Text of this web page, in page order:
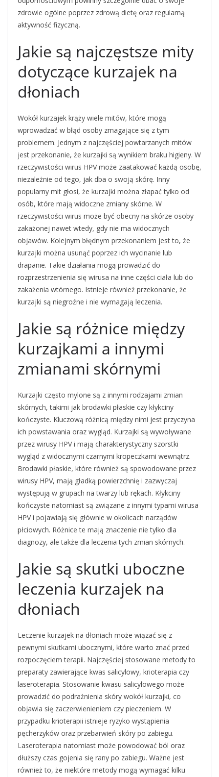
zdrowie ogólne poprzez zdrową dietę oraz regularną
aktywność fizyczną.
Jakie są najczęstsze mity
dotyczące kurzajek na
dłoniach
Wokół kurzajek krąży wiele mitów, które mogą
wprowadzać w błąd osoby zmagające się z tym
problemem. Jednym z najczęściej powtarzanych mitów
jest przekonanie, że kurzajki są wynikiem braku higieny. W
rzeczywistości wirus HPV może zaatakować każdą osobę,
niezależnie od tego, jak dba o swoją skórę. Inny
popularny mit głosi, że kurzajki można złapać tylko od
osób, które mają widoczne zmiany skórne. W
rzeczywistości wirus może być obecny na skórze osoby
zakażonej nawet wtedy, gdy nie ma widocznych
objawów. Kolejnym błędnym przekonaniem jest to, że
kurzajki można usunąć poprzez ich wycinanie lub
drapanie. Takie działania mogą prowadzić do
rozprzestrzenienia się wirusa na inne części ciała lub do
zakażenia wtórnego. Istnieje również przekonanie, że
kurzajki są niegroźne i nie wymagają leczenia.
Jakie są różnice między
kurzajkami a innymi
zmianami skórnymi
Kurzajki często mylone są z innymi rodzajami zmian
skórnych, takimi jak brodawki płaskie czy kłykciny
kończyste. Kluczową różnicą między nimi jest przyczyna
ich powstawania oraz wygląd. Kurzajki są wywoływane
przez wirusy HPV i mają charakterystyczny szorstki
wygląd z widocznymi czarnymi kropeczkami wewnątrz.
Brodawki płaskie, które również są spowodowane przez
wirusy HPV, mają gładką powierzchnię i zazwyczaj
występują w grupach na twarzy lub rękach. Kłykciny
kończyste natomiast są związane z innymi typami wirusa
HPV i pojawiają się głównie w okolicach narządów
płciowych. Różnice te mają znaczenie nie tylko dla
diagnozy, ale także dla leczenia tych zmian skórnych.
Jakie są skutki uboczne
leczenia kurzajek na
dłoniach
Leczenie kurzajek na dłoniach może wiązać się z
pewnymi skutkami ubocznymi, które warto znać przed
rozpoczęciem terapii. Najczęściej stosowane metody to
preparaty zawierające kwas salicylowy, krioterapia czy
laseroterapia. Stosowanie kwasu salicylowego może
prowadzić do podrażnienia skóry wokół kurzajki, co
objawia się zaczerwienieniem czy pieczeniem. W
przypadku krioterapii istnieje ryzyko wystąpienia
pęcherzyków oraz przebarwień skóry po zabiegu.
Laseroterapia natomiast może powodować ból oraz
dłuższy czas gojenia się rany po zabiegu. Ważne jest
również to, że niektóre metody mogą wymagać kilku